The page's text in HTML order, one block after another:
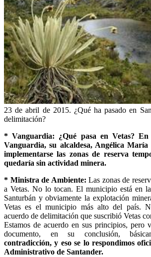
23 de abril de 2015. ¿Qué ha pasado en
delimitación?
* Vanguardia: ¿Qué pasa en Vetas?
Vanguardia, su alcaldesa, Angélica
implementarse las zonas de reserva
quedaría sin actividad minera.
* Ministra de Ambiente: Las zonas de
a Vetas. No lo tocan. El municipio está en
Santurbán y obviamente la explotación
Vetas es el municipio más alto del país.
acuerdo de delimitación que suscribió Vetas
Estamos de acuerdo en sus principios, pero
documento, en su conclusión,
contradicción, y eso se lo respondimos
Administrativo de Santander.